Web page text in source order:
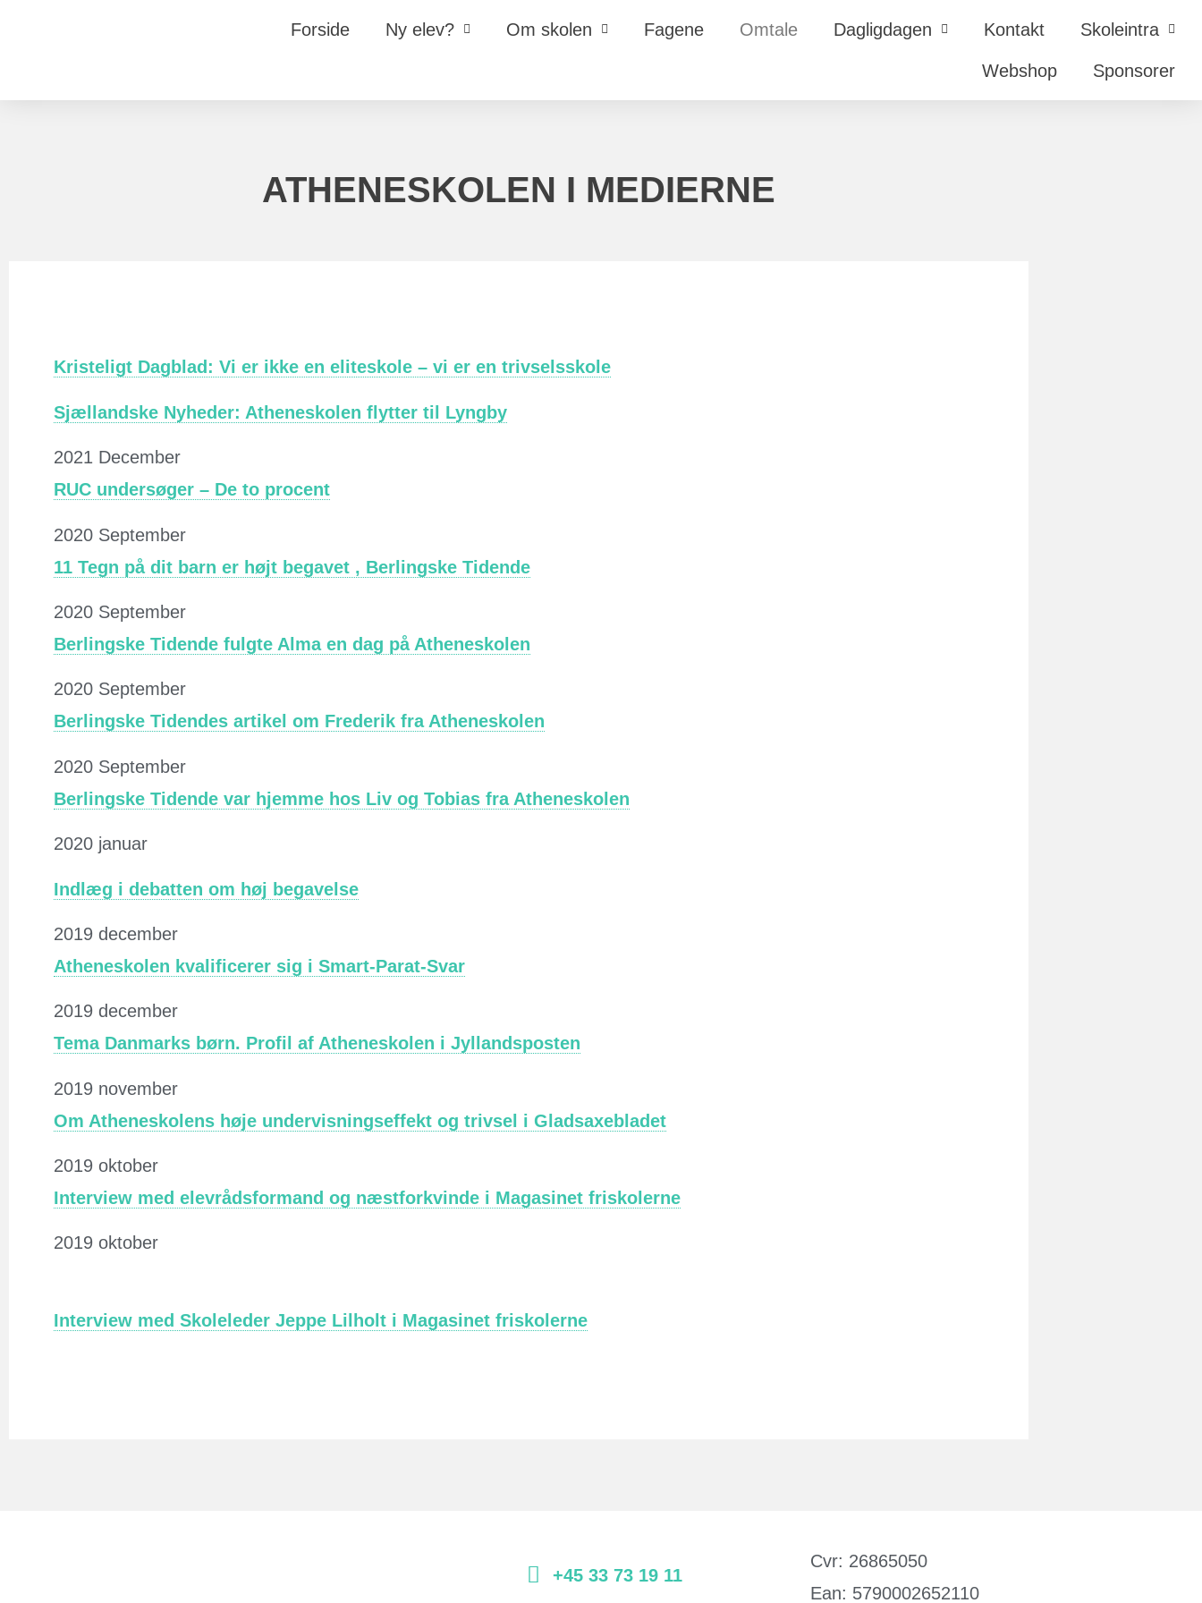
Forside Ny elev? Om skolen Fagene Omtale Dagligdagen Kontakt Skoleintra
Webshop Sponsorer
ATHENESKOLEN I MEDIERNE
Kristeligt Dagblad: Vi er ikke en eliteskole – vi er en trivselsskole
Sjællandske Nyheder: Atheneskolen flytter til Lyngby
2021 December
RUC undersøger – De to procent
2020 September
11 Tegn på dit barn er højt begavet , Berlingske Tidende
2020 September
Berlingske Tidende fulgte Alma en dag på Atheneskolen
2020 September
Berlingske Tidendes artikel om Frederik fra Atheneskolen
2020 September
Berlingske Tidende var hjemme hos Liv og Tobias fra Atheneskolen
2020 januar
Indlæg i debatten om høj begavelse
2019 december
Atheneskolen kvalificerer sig i Smart-Parat-Svar
2019 december
Tema Danmarks børn. Profil af Atheneskolen i Jyllandsposten
2019 november
Om Atheneskolens høje undervisningseffekt og trivsel i Gladsaxebladet
2019 oktober
Interview med elevrådsformand og næstforkvinde i Magasinet friskolerne
2019 oktober
Interview med Skoleleder Jeppe Lilholt i Magasinet friskolerne
+45 33 73 19 11
Cvr: 26865050
Ean: 5790002652110